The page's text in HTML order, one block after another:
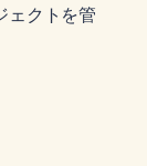
ェクトを管